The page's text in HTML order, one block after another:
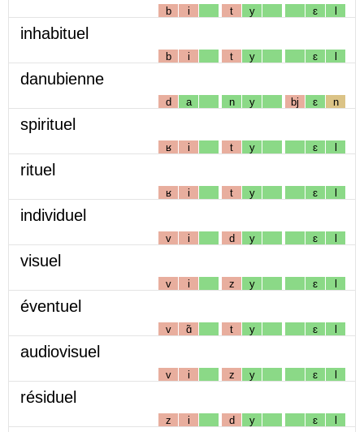
b i t y ɛ l
inhabituel
b i t y ɛ l
danubienne
d a n y bj ɛ n
spirituel
ʁ i t y ɛ l
rituel
ʁ i t y ɛ l
individuel
v i d y ɛ l
visuel
v i z y ɛ l
éventuel
v ɑ̃ t y ɛ l
audiovisuel
v i z y ɛ l
résiduel
z i d y ɛ l